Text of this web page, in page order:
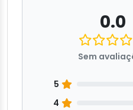
0.0
Sem
5
4